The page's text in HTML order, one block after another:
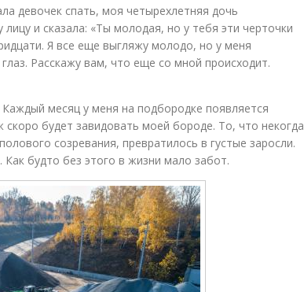
девочек спать, моя четырехлетняя дочь
и сказала: «Ты молодая, но у тебя эти черточки
Я все еще выгляжу молодо, но у меня
Расскажу вам, что еще со мной происходит.
месяц у меня на подбородке появляется
будет завидовать моей бороде. То, что некогда
созревания, превратилось в густые заросли.
будто без этого в жизни мало забот.